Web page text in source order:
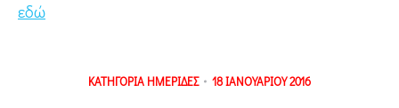
εδώ
ΚΑΤΗΓΟΡΙΑ ΗΜΕΡΙΔΕΣ 18 ΙΑΝΟΥΑΡΙΟΥ 2016